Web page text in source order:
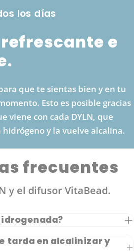
los días
e
que te sientas bien y en tu
Esto es posible gracias
viene con cada DYLN, que
y la vuelve alcalina.
frecuentes
y el difusor VitaBead.
tarda en alcalinizar y